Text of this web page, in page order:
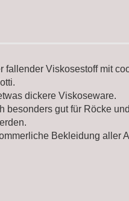
fallender Viskosestoff mit
dickere Viskoseware.
besonders gut für Röcke
Bekleidung aller